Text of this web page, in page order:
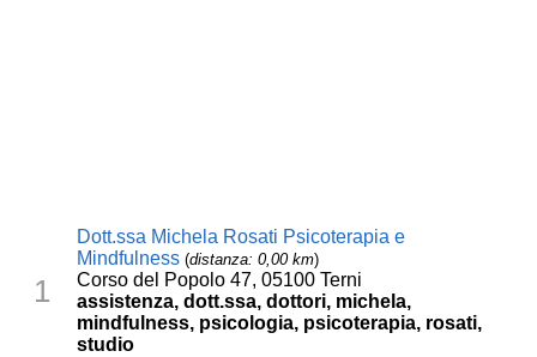
1
Dott.ssa Michela Rosati Psicoterapia e
Mindfulness (distanza: 0,00 km)
Corso del Popolo 47, 05100 Terni
assistenza, dott.ssa, dottori, michela,
mindfulness, psicologia, psicoterapia, rosati,
studio